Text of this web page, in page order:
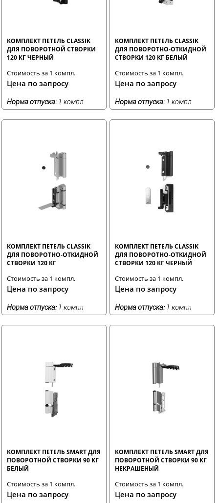
КОМПЛЕКТ ПЕТЕЛЬ CLASSIK
ДЛЯ ПОВОРОТНОЙ СТВОРКИ
120 КГ ЧЕРНЫЙ
Стоимость за 1 компл.
Цена по запросу
Норма отпуска: 1 компл
КОМПЛЕКТ ПЕТЕЛЬ CLASSIK
ДЛЯ ПОВОРОТНО-ОТКИДНОЙ
СТВОРКИ 120 КГ БЕЛЫЙ
Стоимость за 1 компл.
Цена по запросу
Норма отпуска: 1 компл
КОМПЛЕКТ ПЕТЕЛЬ CLASSIK
ДЛЯ ПОВОРОТНО-ОТКИДНОЙ
СТВОРКИ 120 КГ
Стоимость за 1 компл.
Цена по запросу
Норма отпуска: 1 компл
КОМПЛЕКТ ПЕТЕЛЬ CLASSIK
ДЛЯ ПОВОРОТНО-ОТКИДНОЙ
СТВОРКИ 120 КГ ЧЕРНЫЙ
Стоимость за 1 компл.
Цена по запросу
Норма отпуска: 1 компл
КОМПЛЕКТ ПЕТЕЛЬ SMART ДЛЯ
ПОВОРОТНОЙ СТВОРКИ 90 КГ
БЕЛЫЙ
Стоимость за 1 компл.
Цена по запросу
КОМПЛЕКТ ПЕТЕЛЬ SMART ДЛЯ
ПОВОРОТНОЙ СТВОРКИ 90 КГ
НЕКРАШЕНЫЙ
Стоимость за 1 компл.
Цена по запросу